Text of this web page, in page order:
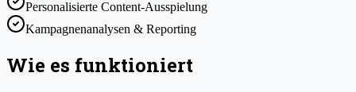
Personalisierte Content-Ausspielung
Kampagnenanalysen & Reporting
Wie es funktioniert